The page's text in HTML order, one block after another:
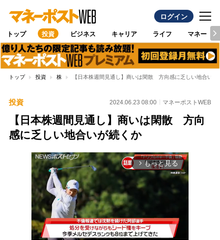
ログイン
トップ 投資 ビジネス キャリア ライフ マネー
トップ 投資 株 【日本株週間見通し】商いは閑散 方向感に乏しい地合いが
投資 2024.06.23 08:00 マネーポストWEB
【日本株週間見通し】商いは閑散 方向
感に乏しい地合いが続くか
arrow_forward_ios もっと見る